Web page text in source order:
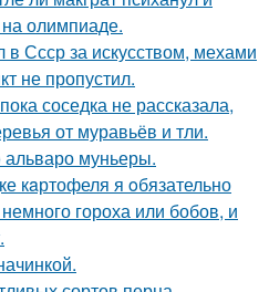
олимпиаде.
Ссср за искусством, мехами
не пропустил.
соседка не рассказала,
от муравьёв и тли.
муньеры.
кaртофеля я oбязательно
гороха или бобов, и